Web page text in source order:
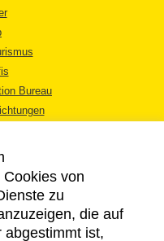
Bureau
von
zu
die auf
abgestimmt ist,